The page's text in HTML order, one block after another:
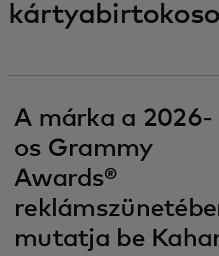
A márka a 2026-
os Grammy
Awards®
mutatja be